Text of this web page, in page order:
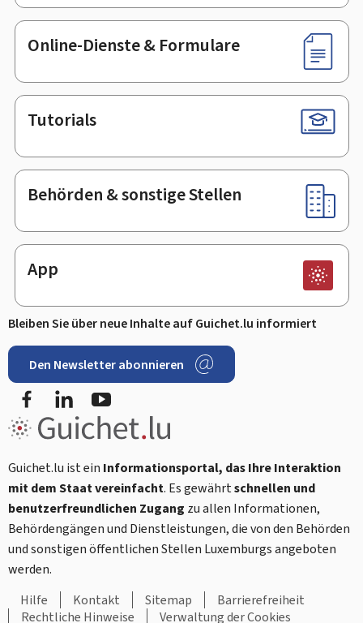
Online-Dienste & Formulare
Tutorials
Behörden & sonstige Stellen
App
Bleiben Sie über neue Inhalte auf Guichet.lu informiert
Den Newsletter abonnieren
FacebookLinkedIn
Guichet.lu ist ein Informationsportal, das Ihre Interaktion
mit dem Staat vereinfacht. Es gewährtschnellen und
benutzerfreundlichen Zugang zu allen Informationen,
Behördengängen und Dienstleistungen, die von den Behörden
und sonstigen öffentlichen Stellen Luxemburgs angeboten
werden.
Hilfe
Kontakt Sitemap
Barrierefreiheit
Rechtliche Hinweise
Verwaltung der Cookies